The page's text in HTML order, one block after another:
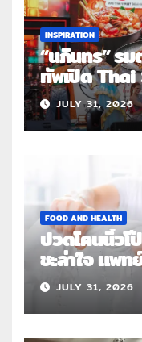
INSPIRATION
“นภินทร” ร
ทัพเปิด
Roadshow
JULY 31, 2026
FOOD AND HEALTH
ปวดโคนนิ้วโ
ชะล่าใจ แพท
แวง” โรคป
ใช้งานซ้ำ
JULY 31, 2026